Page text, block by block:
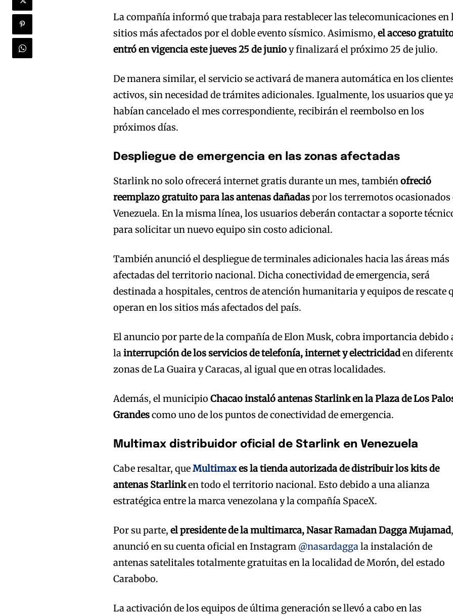
La compañía informó que trabaja para restablecer las telecomunicaciones en
sitios más afectados por el doble evento sísmico. Asimismo,el acceso
entró en vigencia este jueves 25 de junioy finalizará el próximo 25 de julio.
De manera similar, el servicio se activará de manera automática en los
activos, sin necesidad de trámites adicionales. Igualmente, los usuarios que
habían cancelado el mes correspondiente, recibirán el reembolso en los
próximos días.
Despliegue de emergencia en las zonas afectadas
Starlink no solo ofrecerá internet gratis durante un mes, tambiénofreció
reemplazo gratuito para las antenas dañadaspor los terremotos ocasionados
Venezuela. En la misma línea, los usuarios deberán contactar a soporte
para solicitar un nuevo equipo sin costo adicional.
También anunció el despliegue de terminales adicionales hacia las áreas más
afectadas del territorio nacional. Dicha conectividad de emergencia, será
destinada a hospitales, centros de atención humanitaria y equipos de rescate
operan en los sitios más afectados del país.
El anuncio por parte de la compañía de Elon Musk, cobra importancia debido
lainterrupción de los servicios de telefonía, internet y electricidaden
zonas de La Guaira y Caracas, al igual que en otras localidades.
Además, el municipioChacao instaló antenas Starlink en la Plaza de Los
Grandescomo uno de los puntos de conectividad de emergencia.
Multimax distribuidor oficial de Starlink en Venezuela
Cabe resaltar, queMultimaxes la tienda autorizada de distribuir los kits de
antenas Starlinken todo el territorio nacional. Esto debido a una alianza
estratégica entre la marca venezolana y la compañía SpaceX.
Por su parte,el presidente de la multimarca, Nasar Ramadan Dagga Mujamad
anunció en su cuenta oficial en Instagram @nasardaggala instalación de
antenas satelitales totalmente gratuitas en la localidad de Morón, del estado
Carabobo.
La activación de los equipos de última generación se llevó a cabo en las